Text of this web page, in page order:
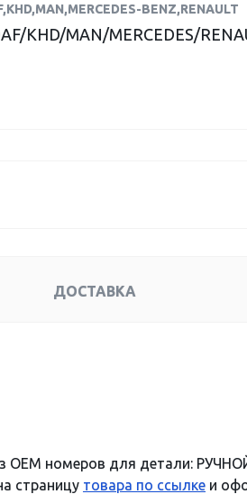
BENZ,RENAULT
KHD/MAN/MERCEDES/
ДОСТАВКА
OEM номеров для детали:
страницу товара по ссылке и